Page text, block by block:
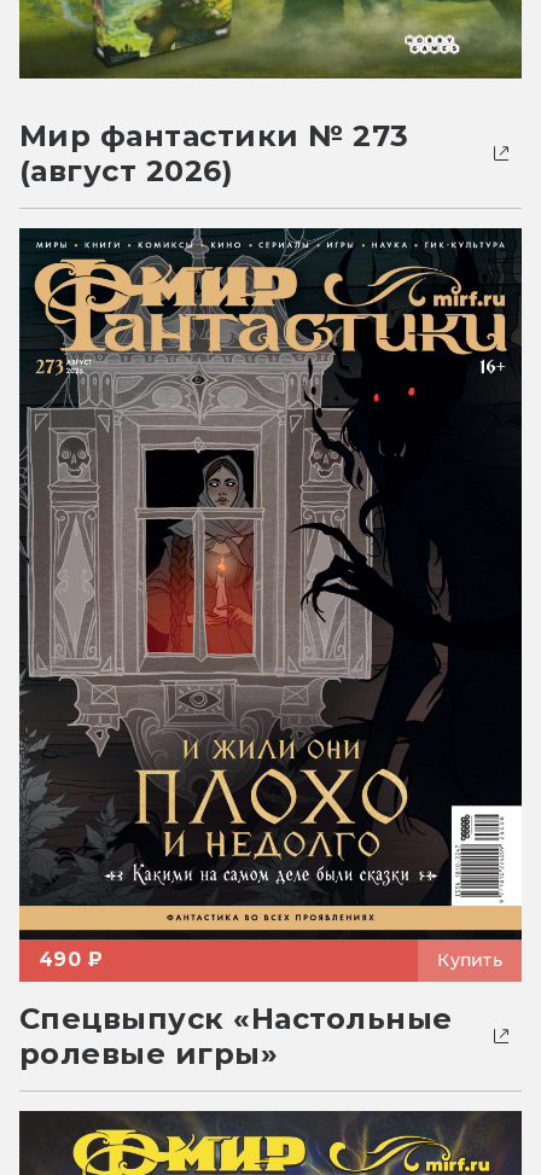
Мир фантастики № 273
(август 2026)
490 ₽ Купить
Спецвыпуск «Настольные
ролевые игры»